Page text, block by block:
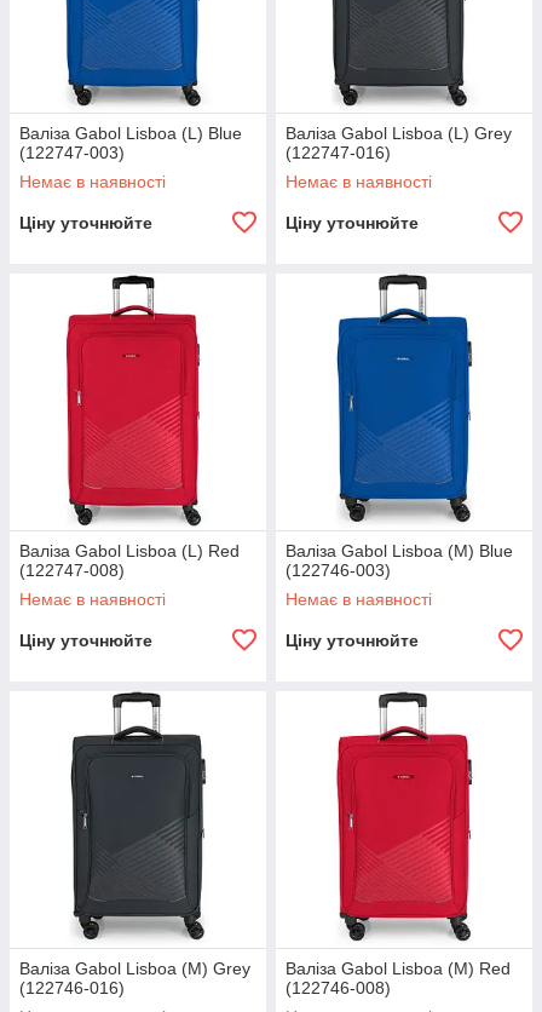
Валіза Gabol Lisboa (L) Blue
(122747-003)
Немає в наявності
Ціну уточнюйте
Валіза Gabol Lisboa (L) Grey
(122747-016)
Немає в наявності
Ціну уточнюйте
Валіза Gabol Lisboa (L) Red
(122747-008)
Немає в наявності
Ціну уточнюйте
Валіза Gabol Lisboa (M) Blue
(122746-003)
Немає в наявності
Ціну уточнюйте
Валіза Gabol Lisboa (M) Grey
(122746-016)
Валіза Gabol Lisboa (M) Red
(122746-008)